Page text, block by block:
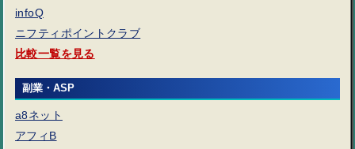
広告利用で気をつけること
ポイントサイトのお得なキャンペーン
infoQ
ニフティポイントクラブ
比較一覧を見る
副業・ASP
a8ネット
アフィB